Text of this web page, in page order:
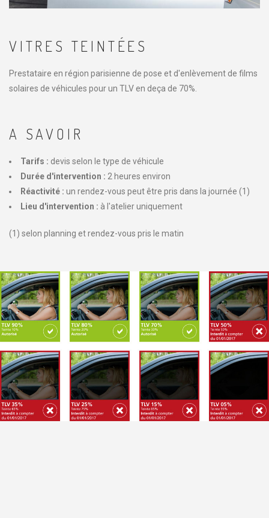
VITRES TEINTÉES
Prestataire en région parisienne de pose et d'enlèvement de films
solaires de véhicules pour un TLV en deça de 70%.
A SAVOIR
Tarifs : devis selon le type de véhicule
Durée d'intervention : 2 heures environ
Réactivité : un rendez-vous peut être pris dans la journée (1)
Lieu d'intervention : à l'atelier uniquement
(1) selon planning et rendez-vous pris le matin